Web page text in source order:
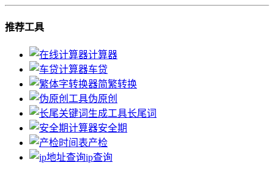
推荐工具
计算器
车贷
简繁转换
伪原创
长尾词
安全期
产检
ip查询